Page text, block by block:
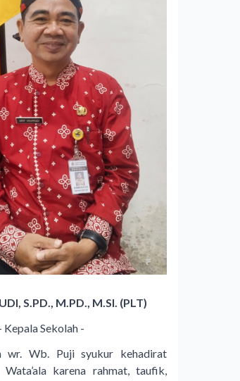
S.PD., M.PD., M.SI. (PLT)
Kepala Sekolah -
wr. Wb. Puji syukur kehadirat
Wata’ala karena rahmat, taufik,